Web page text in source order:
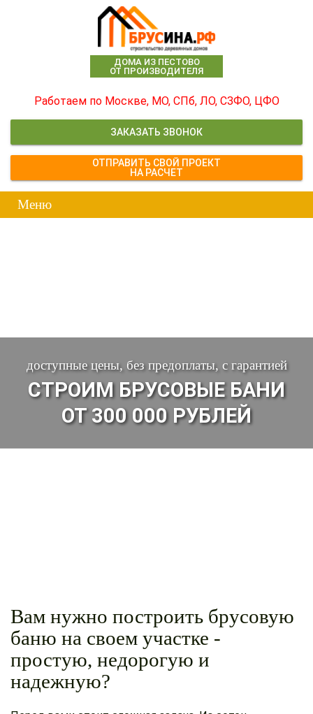
ДОМА ИЗ ПЕСТОВО
ОТ ПРОИЗВОДИТЕЛЯ
Работаем по Москве, МО, СПб, ЛО, СЗФО, ЦФО
ЗАКАЗАТЬ ЗВОНОК
ОТПРАВИТЬ СВОЙ ПРОЕКТ
НА РАСЧЕТ
доступные цены, без предоплаты, с гарантией
СТРОИМ БРУСОВЫЕ БАНИ
ОТ 300 000 РУБЛЕЙ
Вам нужно построить брусовую
баню на своем участке -
простую, недорогую и
надежную?